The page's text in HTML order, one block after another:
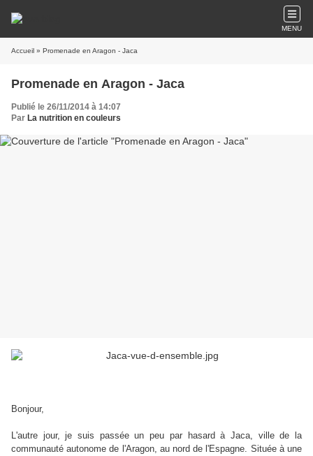
MENU
Accueil » Promenade en Aragon - Jaca
Promenade en Aragon - Jaca
Publié le 26/11/2014 à 14:07
Par La nutrition en couleurs
Bonjour,
L'autre jour, je suis passée un peu par hasard à Jaca, ville de la
communauté autonome de l'Aragon, au nord de l'Espagne. Située à une